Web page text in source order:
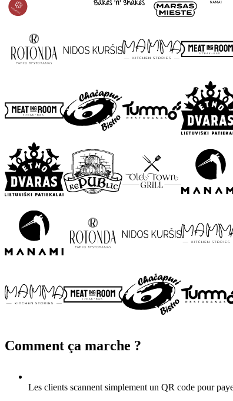
Comment ça marche ?
Les clients scannent simplement un QR code pour